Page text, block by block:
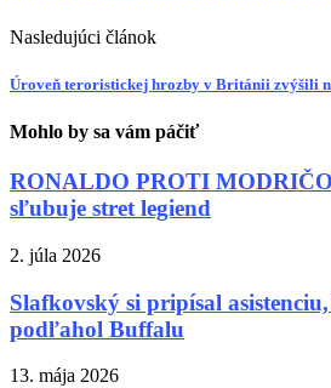
Nasledujúci článok
Úroveň teroristickej hrozby v Británii zvýšili
Mohlo by sa vám páčiť
RONALDO PROTI
sľubuje stret legiend
2. júla 2026
Slafkovský si pripísal
podľahol Buffalu
13. mája 2026